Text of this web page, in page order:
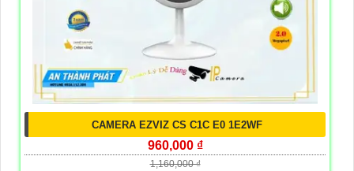
CAMERA EZVIZ CS C1C E0 1E2WF
960,000 ₫
1,160,000 ₫